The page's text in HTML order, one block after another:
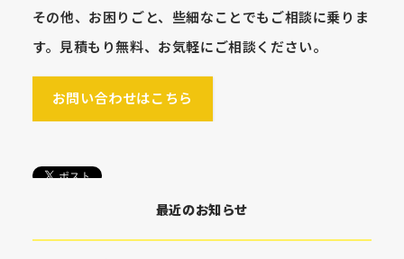
その他、お困りごと、些細なことでもご相談に乗りま
す。見積もり無料、お気軽にご相談ください。
お問い合わせはこちら
最近のお知らせ